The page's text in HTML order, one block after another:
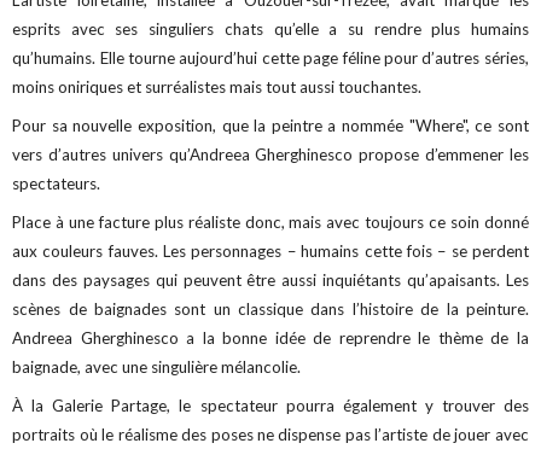
esprits avec ses singuliers chats qu’elle a su rendre plus humains
qu’humains. Elle tourne aujourd’hui cette page féline pour d’autres séries,
moins oniriques et surréalistes mais tout aussi touchantes.
Pour sa nouvelle exposition, que la peintre a nommée "Where", ce sont
vers d’autres univers qu’Andreea Gherghinesco propose d’emmener les
spectateurs.
Place à une facture plus réaliste donc, mais avec toujours ce soin donné
aux couleurs fauves. Les personnages – humains cette fois – se perdent
dans des paysages qui peuvent être aussi inquiétants qu’apaisants. Les
scènes de baignades sont un classique dans l’histoire de la peinture.
Andreea Gherghinesco a la bonne idée de reprendre le thème de la
baignade, avec une singulière mélancolie.
À la Galerie Partage, le spectateur pourra également y trouver des
portraits où le réalisme des poses ne dispense pas l’artiste de jouer avec